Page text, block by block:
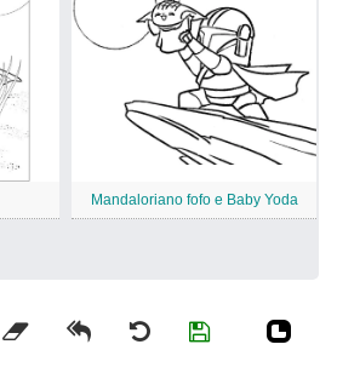
Mandaloriano fofo e Baby Yoda